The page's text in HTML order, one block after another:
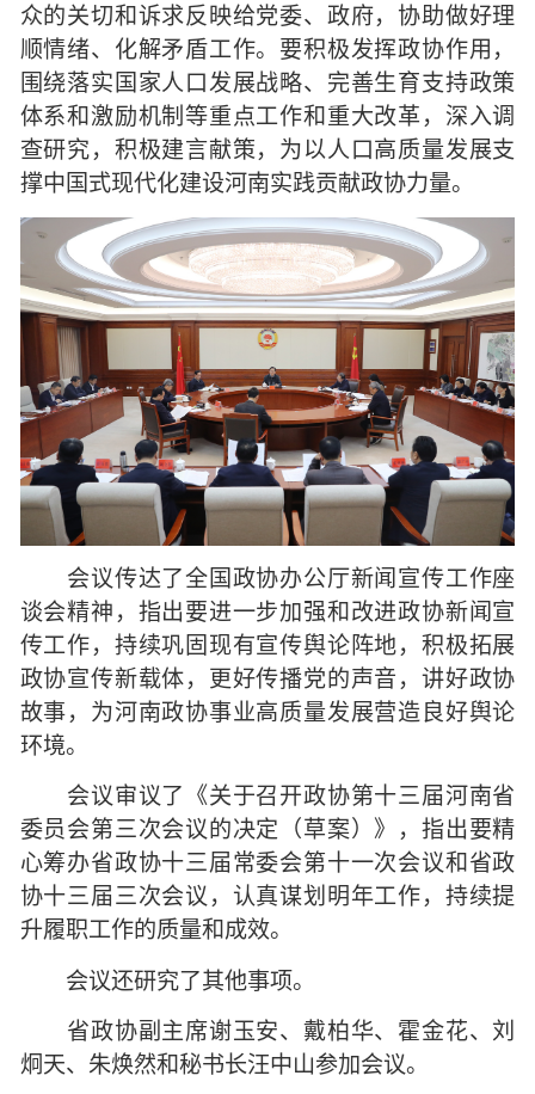
众的关切和诉求反映给党委、政府，协助做好理
顺情绪、化解矛盾工作。要积极发挥政协作用，
围绕落实国家人口发展战略、完善生育支持政策
体系和激励机制等重点工作和重大改革，深入调
查研究，积极建言献策，为以人口高质量发展支
撑中国式现代化建设河南实践贡献政协力量。
会议传达了全国政协办公厅新闻宣传工作座
谈会精神，指出要进一步加强和改进政协新闻宣
传工作，持续巩固现有宣传舆论阵地，积极拓展
政协宣传新载体，更好传播党的声音，讲好政协
故事，为河南政协事业高质量发展营造良好舆论
环境。
会议审议了《关于召开政协第十三届河南省
委员会第三次会议的决定（草案）》，指出要精
心筹办省政协十三届常委会第十一次会议和省政
协十三届三次会议，认真谋划明年工作，持续提
升履职工作的质量和成效。
会议还研究了其他事项。
省政协副主席谢玉安、戴柏华、霍金花、刘
炯天、朱焕然和秘书长汪中山参加会议。